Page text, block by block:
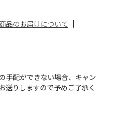
品のお届けについて
手配ができない場合、キャン
送りしますので予めご了承く